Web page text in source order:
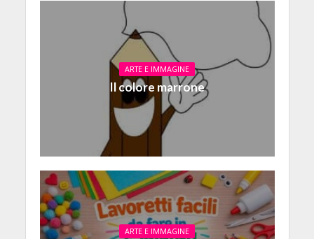
ARTE E IMMAGINE
Il colore marrone
ARTE E IMMAGINE